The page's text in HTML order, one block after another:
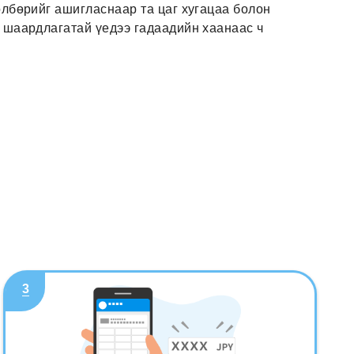
ашигласнаар та цаг хугацаа болон
үедээ гадаадийн хаанаас ч
3